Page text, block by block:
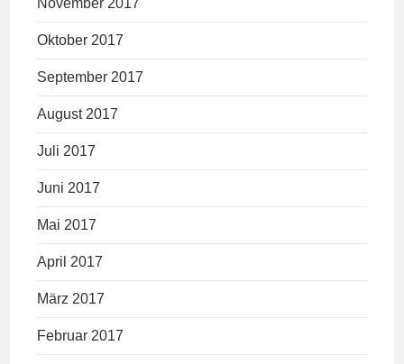
November 2017
Oktober 2017
September 2017
August 2017
Juli 2017
Juni 2017
Mai 2017
April 2017
März 2017
Februar 2017